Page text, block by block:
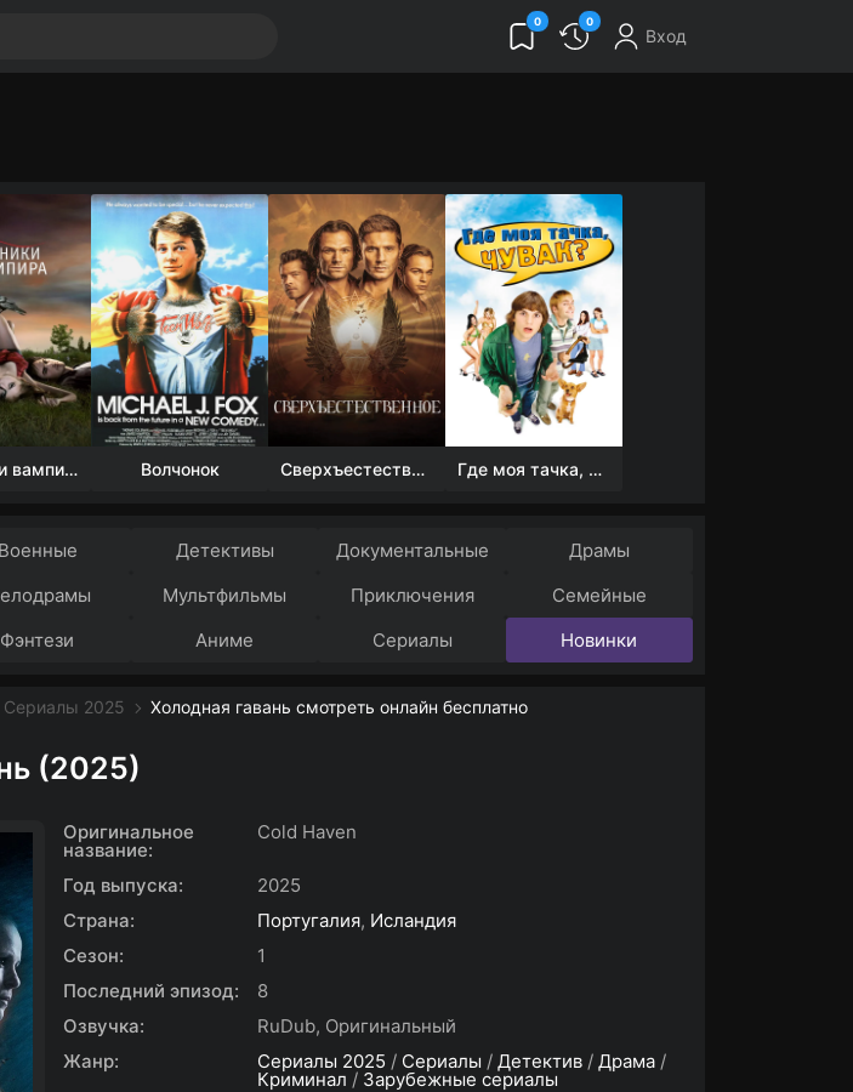
0 0
Вход
Дневники вампира (4 сезон) Волчонок Сверхъестественное Где моя тачка, чувак?
Военные Детективы Документальные
Драмы
Мультфильмы Приключения
Семейные
Фэнтези Аниме Сериалы Новинки
Сериалы 2025 Холодная гавань смотреть онлайн бесплатно
(2025)
Оригинальное
название:
Cold Haven
Год выпуска:
2025
Страна:
Португалия, Исландия
Сезон:
1
Последний эпизод:
8
Озвучка:
RuDub, Оригинальный
Жанр:
Сериалы 2025 / Сериалы / Детектив / Драма /
Криминал / Зарубежные сериалы